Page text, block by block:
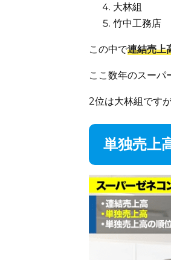
大林組
竹中工務店
この中で連結売上
ここ数年のスーパ
2位は大林組です
単独売上